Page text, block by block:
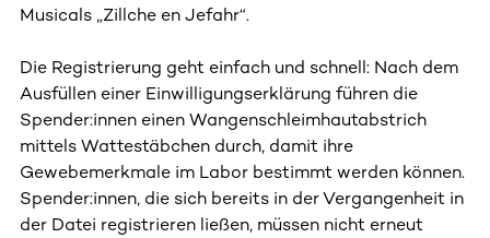
Musicals „Zillche en Jefahr“.
Die Registrierung geht einfach und schnell: Nach dem
Ausfüllen einer Einwilligungserklärung führen die
Spender:innen einen Wangenschleimhautabstrich
mittels Wattestäbchen durch, damit ihre
Gewebemerkmale im Labor bestimmt werden können.
Spender:innen, die sich bereits in der Vergangenheit in
der Datei registrieren ließen, müssen nicht erneut